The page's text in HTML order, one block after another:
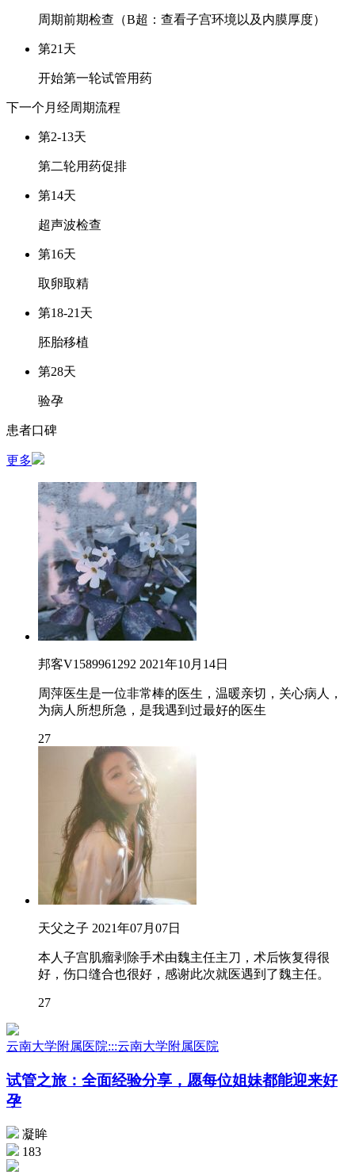
周期前期检查（B超：查看子宫环境以及内膜厚度）
第21天
开始第一轮试管用药
下一个月经周期流程
第2-13天
第二轮用药促排
第14天
超声波检查
第16天
取卵取精
第18-21天
胚胎移植
第28天
验孕
患者口碑
更多
邦客V1589961292 2021年10月14日
周萍医生是一位非常棒的医生，温暖亲切，关心病人，
为病人所想所急，是我遇到过最好的医生
27
天父之子 2021年07月07日
本人子宫肌瘤剥除手术由魏主任主刀，术后恢复得很
好，伤口缝合也很好，感谢此次就医遇到了魏主任。
27
云南大学附属医院:::云南大学附属医院
试管之旅：全面经验分享，愿每位姐妹都能迎来好
孕
凝眸
183